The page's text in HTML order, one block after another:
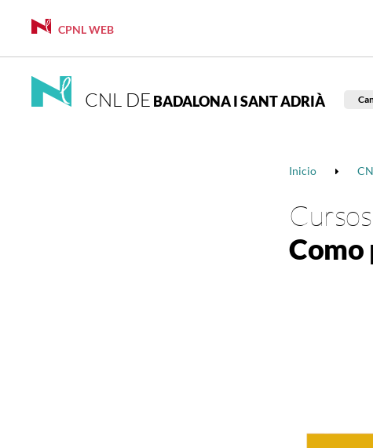
CPNL WEB
CNL DE BADALONA I SANT ADRIÀ
Inicio
Como